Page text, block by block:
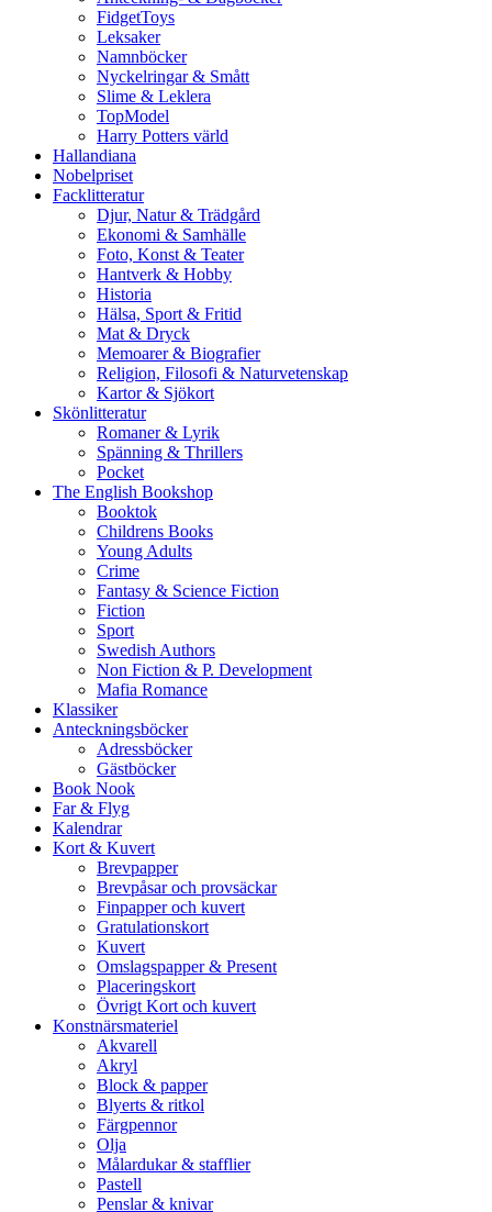
FidgetToys
Leksaker
Namnböcker
Nyckelringar & Smått
Slime & Leklera
TopModel
Harry Potters värld
Hallandiana
Nobelpriset
Facklitteratur
Djur, Natur & Trädgård
Ekonomi & Samhälle
Foto, Konst & Teater
Hantverk & Hobby
Historia
Hälsa, Sport & Fritid
Mat & Dryck
Memoarer & Biografier
Religion, Filosofi & Naturvetenskap
Kartor & Sjökort
Skönlitteratur
Romaner & Lyrik
Spänning & Thrillers
Pocket
The English Bookshop
Booktok
Childrens Books
Young Adults
Crime
Fantasy & Science Fiction
Fiction
Sport
Swedish Authors
Non Fiction & P. Development
Mafia Romance
Klassiker
Anteckningsböcker
Adressböcker
Gästböcker
Book Nook
Far & Flyg
Kalendrar
Kort & Kuvert
Brevpapper
Brevpåsar och provsäckar
Finpapper och kuvert
Gratulationskort
Kuvert
Omslagspapper & Present
Placeringskort
Övrigt Kort och kuvert
Konstnärsmateriel
Akvarell
Akryl
Block & papper
Blyerts & ritkol
Färgpennor
Olja
Målardukar & stafflier
Pastell
Penslar & knivar